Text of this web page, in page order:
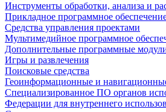
Инструменты обработки, анализа и
Прикладное программное
Средства управления проектами
Мультимедийное программное
Дополнительные программные
Игры и развлечения
Поисковые средства
Геоинформационные и
Специализированное ПО органов
Федерации для внутреннего